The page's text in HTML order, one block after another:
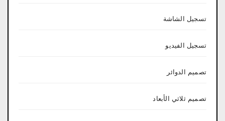
تسجيل الشاشة
تسجيل الفيديو
تصميم الدوائر
تصميم ثلاثي الأبعاد